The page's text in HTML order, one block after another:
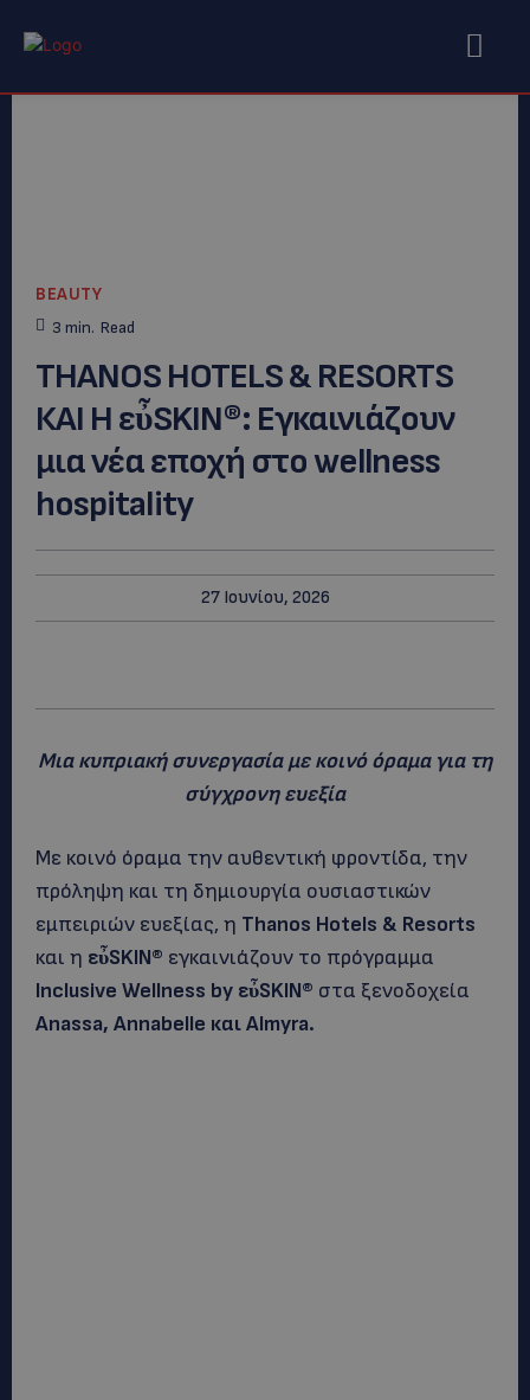
BEAUTY
3 min. Read
THANOS HOTELS & RESORTS
ΚΑΙ H εὖSKIN®: Εγκαινιάζουν
μια νέα εποχή στο wellness
hospitality
27 Ιουνίου, 2026
Μια κυπριακή συνεργασία με κοινό όραμα για τη
σύγχρονη ευεξία
Με κοινό όραμα την αυθεντική φροντίδα, την
πρόληψη και τη δημιουργία ουσιαστικών
εμπειριών ευεξίας, η Thanos Hotels & Resorts
και η εὖSKIN® εγκαινιάζουν το πρόγραμμα
Inclusive Wellness by εὖSKIN® στα ξενοδοχεία
Anassa, Annabelle καιAlmyra.